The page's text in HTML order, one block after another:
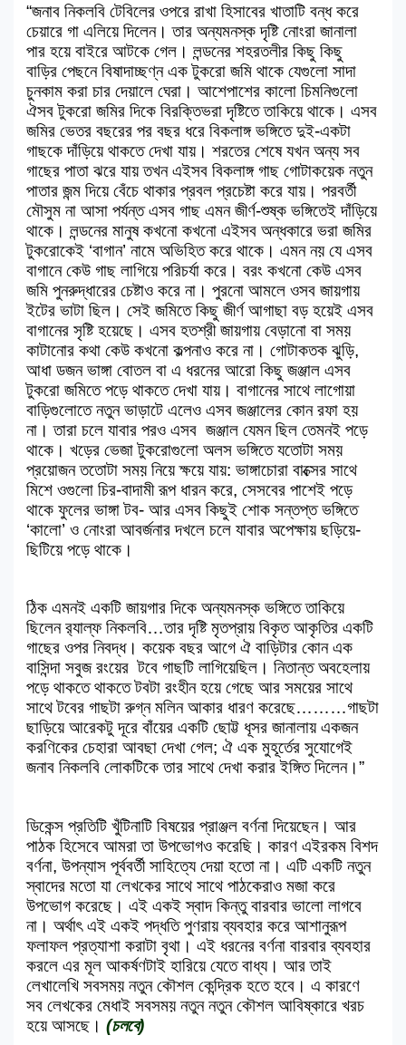
“জনাব নিকলবি টেবিলের ওপরে রাখা হিসাবের খাতাটি বন্ধ করে
চেয়ারে গা এলিয়ে দিলেন। তার অন্যমনস্ক দৃষ্টি নোংরা জানালা
পার হয়ে বাইরে আটকে গেল। লন্ডনের শহরতলীর কিছু কিছু
বাড়ির পেছনে বিষাদাচ্ছণ্ন এক টুকরো জমি থাকে যেগুলো সাদা
চুনকাম করা চার দেয়ালে ঘেরা। আশেপাশের কালো চিমনিগুলো
ঐসব টুকরো জমির দিকে বিরক্তিভরা দৃষ্টিতে তাকিয়ে থাকে। এসব
জমির ভেতর বছরের পর বছর ধরে বিকলাঙ্গ ভঙ্গিতে দুই-একটা
গাছকে দাঁড়িয়ে থাকতে দেখা যায়। শরতের শেষে যখন অন্য সব
গাছের পাতা ঝরে যায় তখন এইসব বিকলাঙ্গ গাছ গোটাকয়েক নতুন
পাতার জন্ম দিয়ে বেঁচে থাকার প্রবল প্রচেষ্টা করে যায়। পরবর্তী
মৌসুম না আসা পর্যন্ত এসব গাছ এমন জীর্ণ-শুষ্ক ভঙ্গিতেই দাঁড়িয়ে
থাকে। লন্ডনের মানুষ কখনো কখনো এইসব অন্ধকারে ভরা জমির
টুকরোকেই ‘বাগান’ নামে অভিহিত করে থাকে। এমন নয় যে এসব
বাগানে কেউ গাছ লাগিয়ে পরিচর্যা করে। বরং কখনো কেউ এসব
জমি পুনরুদ্ধারের চেষ্টাও করে না। পুরনো আমলে ওসব জায়গায়
ইটের ভাটা ছিল। সেই জমিতে কিছু জীর্ণ আগাছা বড় হয়েই এসব
বাগানের সৃষ্টি হয়েছে। এসব হতশ্রী জায়গায় বেড়ানো বা সময়
কাটানোর কথা কেউ কখনো কল্পনাও করে না। গোটাকতক ঝুড়ি,
আধা ডজন ভাঙ্গা বোতল বা এ ধরনের আরো কিছু জঞ্জাল এসব
টুকরো জমিতে পড়ে থাকতে দেখা যায়। বাগানের সাথে লাগোয়া
বাড়িগুলোতে নতুন ভাড়াটে এলেও এসব জঞ্জালের কোন রফা হয়
না। তারা চলে যাবার পরও এসব জঞ্জাল যেমন ছিল তেমনই পড়ে
থাকে। খড়ের ভেজা টুকরোগুলো অলস ভঙ্গিতে যতোটা সময়
প্রয়োজন ততোটা সময় নিয়ে ক্ষয়ে যায়: ভাঙ্গাচোরা বাক্সের সাথে
মিশে ওগুলো চির-বাদামী রূপ ধারন করে, সেসবের পাশেই পড়ে
থাকে ফুলের ভাঙ্গা টব- আর এসব কিছুই শোক সন্তপ্ত ভঙ্গিতে
‘কালো’ ও নোংরা আবর্জনার দখলে চলে যাবার অপেক্ষায় ছড়িয়ে-
ছিটিয়ে পড়ে থাকে।
ঠিক এমনই একটি জায়গার দিকে অন্যমনস্ক ভঙ্গিতে তাকিয়ে
ছিলেন র‌্যাল্ফ নিকলবি…তার দৃষ্টি মৃতপ্রায় বিকৃত আকৃতির একটি
গাছের ওপর নিবদ্ধ। কয়েক বছর আগে ঐ বাড়িটার কোন এক
বাসিন্দা সবুজ রংয়ের টবে গাছটি লাগিয়েছিল। নিতান্ত অবহেলায়
পড়ে থাকতে থাকতে টবটা রংহীন হয়ে গেছে আর সময়ের সাথে
সাথে টবের গাছটা রুগ্ন মলিন আকার ধারণ করেছে………গাছটা
ছাড়িয়ে আরেকটু দূরে বাঁয়ের একটি ছোট্ট ধূসর জানালায় একজন
করণিকের চেহারা আবছা দেখা গেল; ঐ এক মুহূর্তের সুযোগেই
জনাব নিকলবি লোকটিকে তার সাথে দেখা করার ইঙ্গিত দিলেন।”
ডিকেন্স প্রতিটি খুঁটিনাটি বিষয়ের প্রাঞ্জল বর্ণনা দিয়েছেন। আর
পাঠক হিসেবে আমরা তা উপভোগও করেছি। কারণ এইরকম বিশদ
বর্ণনা, উপন্যাস পূর্ববর্তী সাহিত্যে দেয়া হতো না। এটি একটি নতুন
স্বাদের মতো যা লেখকের সাথে সাথে পাঠকেরাও মজা করে
উপভোগ করেছে। এই একই স্বাদ কিন্তু বারবার ভালো লাগবে
না। অর্থাৎ এই একই পদ্ধতি পুণরায় ব্যবহার করে আশানুরূপ
ফলাফল প্রত্যাশা করাটা বৃথা। এই ধরনের বর্ণনা বারবার ব্যবহার
করলে এর মূল আকর্ষণটাই হারিয়ে যেতে বাধ্য। আর তাই
লেখালেখি সবসময় নতুন কৌশল কেন্দ্রিক হতে হবে। এ কারণে
সব লেখকের মেধাই সবসময় নতুন নতুন কৌশল আবিষ্কারে খরচ
হয়ে আসছে।(চলবে)